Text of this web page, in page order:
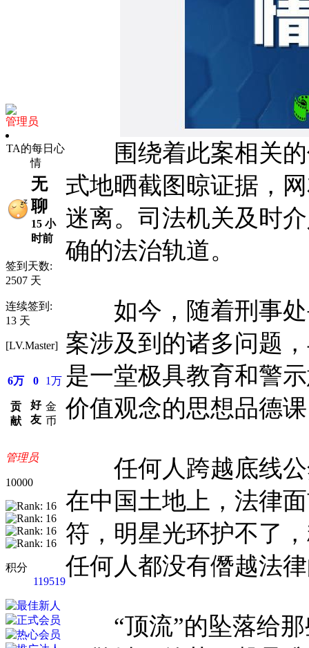
管理员
TA的每日心
情
无
聊
15 小
时前
签到天数:
2507 天
连续签到:
13 天
[LV.Master]
6万
贡
献
0
好
友
1万
金
币
管理员
10000
积分
119519
围绕着此案相关的
式地晒截图晾证据，
迷离。司法机关及时
确的法治轨道。
如今，随着刑事处
案涉及到的诸多问题
是一堂极具教育和警
价值观念的思想品德
任何人跨越底线公
在中国土地上，法律
符，明星光环护不了
任何人都没有僭越法
“顶流”的坠落给那